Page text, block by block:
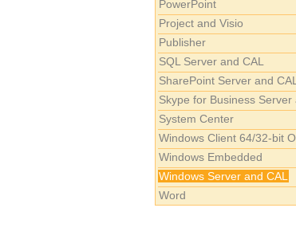
PowerPoint
Project and Visio
Publisher
SQL Server and CAL
SharePoint Server and CAL
Skype for Business Server
System Center
Windows Client 64/32-bit
Windows Embedded
Windows Server and CAL
Word